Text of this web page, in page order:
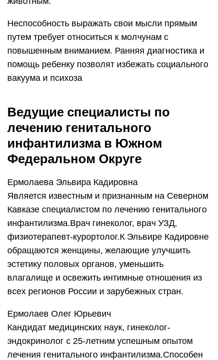
Неспособность выражать свои мысли прямым
путем требует относиться к молчунам с
повышенным вниманием. Ранняя диагностика и
помощь ребенку позволят избежать социального
вакуума и психоза
Ведущие специалисты по
лечению генитального
инфантилизма в Южном
Федеральном Округе
Ермолаева Эльвира Кадировна
Является известным и признанным на Северном
Кавказе специалистом по лечению генитального
инфантилизма.Врач гинеколог, врач УЗД,
физиотерапевт-курортолог.К Эльвире Кадировне
обращаются женщины, желающие улучшить
эстетику половых органов, уменьшить
влагалище и освежить интимные отношения из
всех регионов России и зарубежных стран.
Ермолаев Олег Юрьевич
Кандидат медицинских наук, гинеколог-
эндокринолог с 25-летним успешным опытом
лечения генитального инфантилизма.Способен